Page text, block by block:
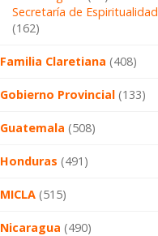
Secretaría de Espiritualidad
(162)
Familia Claretiana (408)
Gobierno Provincial (133)
Guatemala (508)
Honduras (491)
MICLA (515)
Nicaragua (490)